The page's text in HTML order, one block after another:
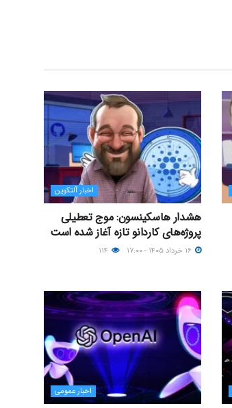
اخبار آلتکوین
هشدار هاسکینسون: موج تعطیلی
پروژه‌های کاردانو تازه آغاز شده است
اخبار عمومی